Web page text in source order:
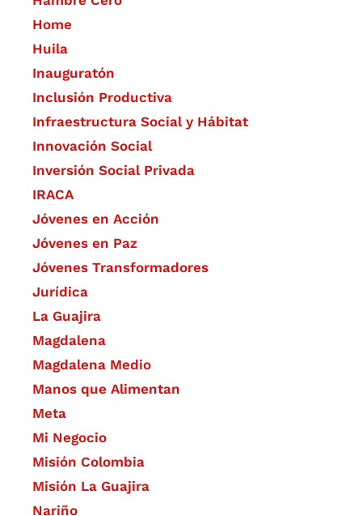
Home
Huila
Inauguratón
Inclusión Productiva
Infraestructura Social y Hábitat
​Innovación Social
Inversión Social Privada
IRACA
Jóvenes en Acción
Jóvenes en Paz
Jóvenes Transformadores
Jurídica
La Guajira
Magdalena
Magdalena Medio
Manos que Alimentan
Meta
Mi Negocio
Misión Colombia
Misión La Guajira
Nariño